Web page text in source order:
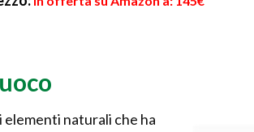
elementi naturali che ha